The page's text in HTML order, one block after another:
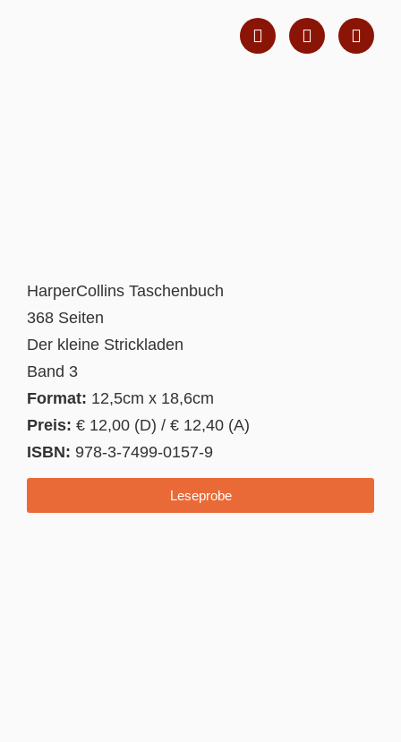
HarperCollins Taschenbuch
368 Seiten
Der kleine Strickladen
Band 3
Format: 12,5cm x 18,6cm
Preis: € 12,00 (D) / € 12,40 (A)
ISBN: 978-3-7499-0157-9
Leseprobe